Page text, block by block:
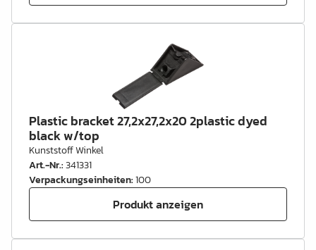
Plastic bracket 27,2x27,2x20 2plastic dyed
black w/top
Kunststoff Winkel
Art.-Nr.:341331
Verpackungseinheiten:100
Produkt anzeigen